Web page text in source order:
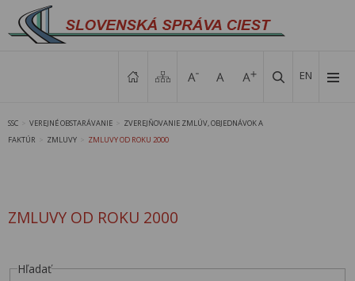
EN
SSC VEREJNÉ OBSTARÁVANIE
ZVEREJŇOVANIE ZMLÚV, OBJEDNÁVOK A
FAKTÚR
ZMLUVY ZMLUVY OD ROKU 2000
ZMLUVY OD ROKU 2000
Hľadať